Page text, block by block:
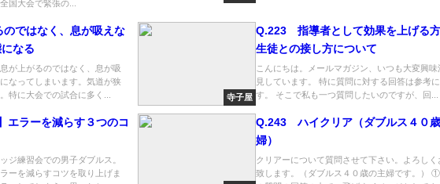
国大会で緊張の...
ではなく、息が吸えな
なる
が上がるのではなく、息が吸
なってしまいます。気道が狭
特に大会での試合に多く...
寺子屋
Q.223 指導者として効果を上げる
生徒との接し方について
こんにちは。メールマガジン、いつも大変興味
見しています。 特に質問に対する回答は参考
す。 そこで私も一つ質問したいのですが、回...
エラーを減らす３つのコ
ジ練習会での男子ダブルス。
ーを減らすコツを取り上げま
Q.243 ハイクリア（ダブルス４０
婦）
クリアーについて質問させて下さい。よろしく
致します。（ダブルス４０歳の主婦です。）